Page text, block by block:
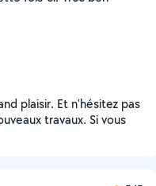
plaisir. Et n'hésitez pas
travaux. Si vous